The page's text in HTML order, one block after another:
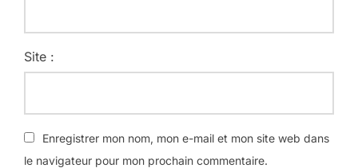
Site :
Enregistrer mon nom, mon e-mail et mon site web dans
le navigateur pour mon prochain commentaire.